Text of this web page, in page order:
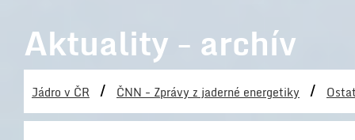
Aktuality - archív
Jádro v ČR / ČNN - Zprávy z jaderné energetiky /